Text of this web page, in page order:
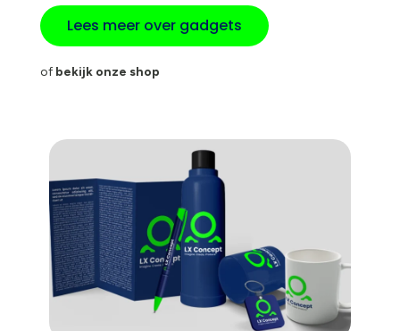
Lees meer over gadgets
ofbekijk onze shop